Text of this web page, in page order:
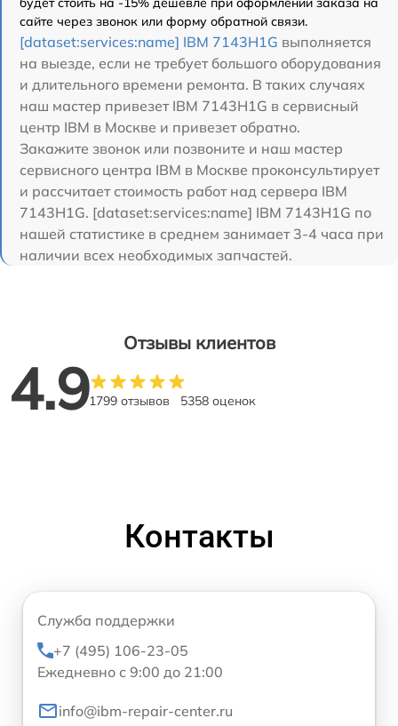
сайте через звонок или форму обратной связи.
[dataset:services:name] IBM 7143H1G выполняется
на выезде, если не требует большого оборудования
и длительного времени ремонта. В таких случаях
наш мастер привезет IBM 7143H1G в сервисный
центр IBM в Москве и привезет обратно.
Закажите звонок или позвоните и наш мастер
сервисного центра IBM в Москве проконсультирует
и рассчитает стоимость работ над сервера IBM
7143H1G. [dataset:services:name] IBM 7143H1G по
нашей статистике в среднем занимает 3-4 часа при
наличии всех необходимых запчастей.
Отзывы клиентов
4.91799 отзывов 5358 оценок
Контакты
Служба поддержки
+7 (495) 106-23-05
Ежедневно с 9:00 до 21:00
info@ibm-repair-center.ru